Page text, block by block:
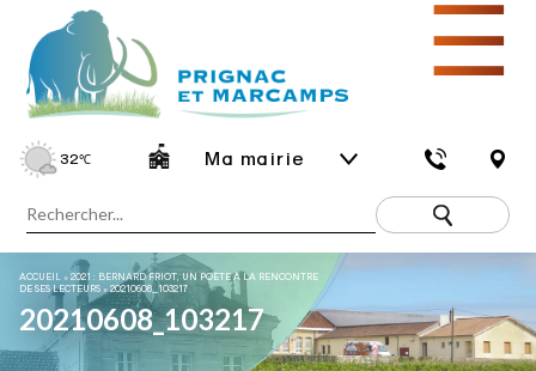
32℃ Ma mairie
☰
ACCUEIL »2021 : BERNARD FRIOT, UN POÈTE À LA RENCONTRE
DE SES LECTEURS »20210608_103217
20210608_103217